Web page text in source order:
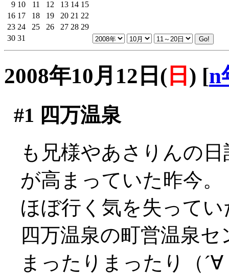
9 10 11 12 13 14 15
16 17 18 19 20 21 22
23 24 25 26 27 28 29
30 31
2008年10月12日( 日 ) [n
#1 四万温泉
も兄様やあさりんの
が高まっていた昨今。
ほぼ行く気を失って
四万温泉の町営温泉
まったりまったり（´∀